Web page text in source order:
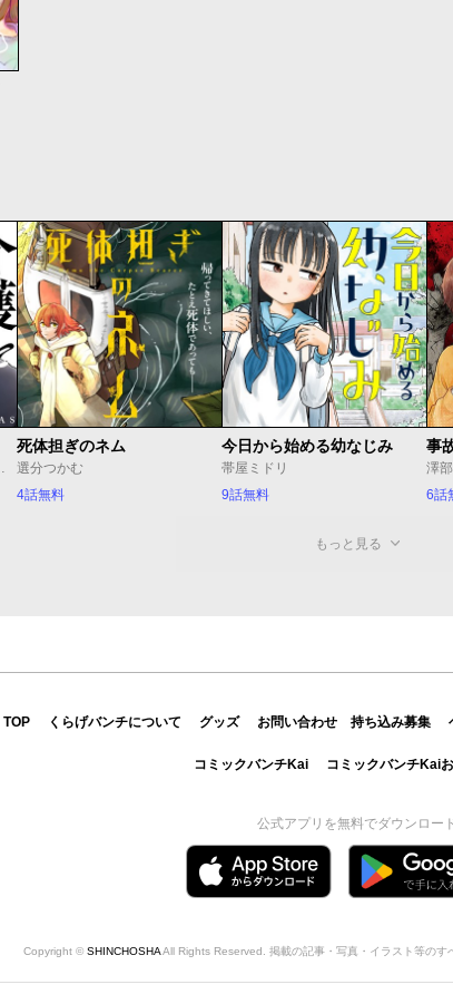
死体担ぎのネム
選分つかむ
4話無料
今日から始める幼なじみ
帯屋ミドリ
9話無料
事
澤
6話
もっと見る
TOP くらげバンチについて グッズ お問い合わせ 持ち込み募集
コミックバンチKai コミックバンチKai
公式アプリを無料でダウンロー
Copyright © SHINCHOSHAAll Rights Reserved. 掲載の記事・写真・イラスト等のす